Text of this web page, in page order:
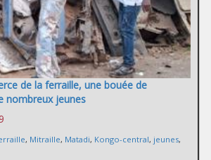
de la ferraille, une bouée de
nombreux jeunes
, Mitraille, Matadi, Kongo-central, jeunes,